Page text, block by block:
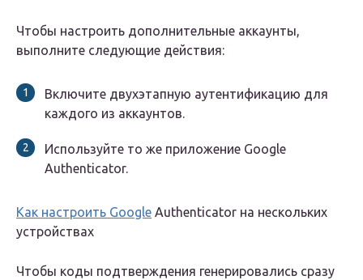
Чтобы настроить дополнительные аккаунты,
выполните следующие действия:
Включите двухэтапную аутентификацию для
каждого из аккаунтов.
Используйте то же приложение Google
Authenticator.
Как настроить Google Authenticator на нескольких
устройствах
Чтобы коды подтверждения генерировались сразу